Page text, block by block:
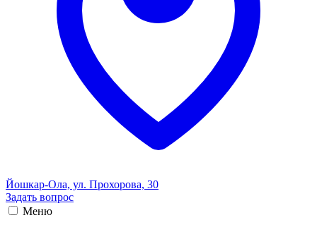
Йошкар-Ола, ул. Прохорова, 30
Задать вопрос
Меню